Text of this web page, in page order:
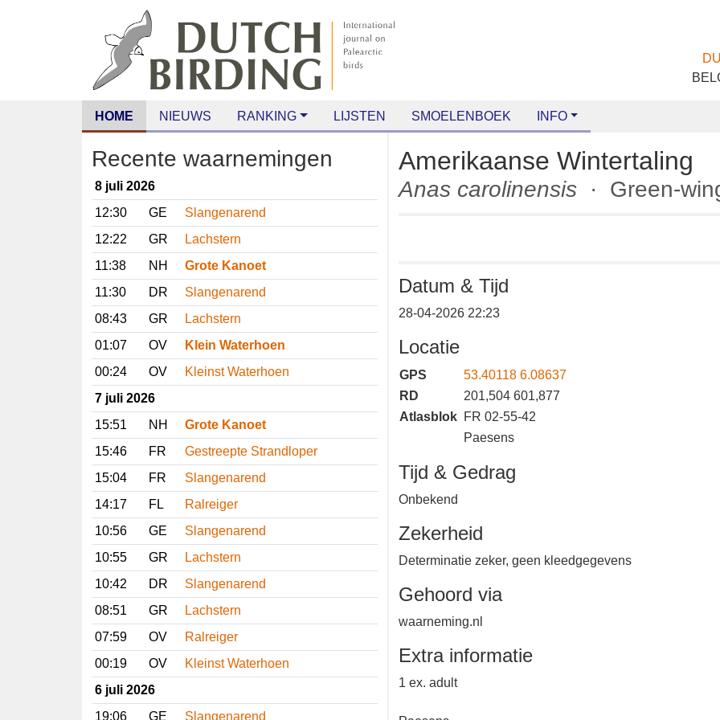
HOME NIEUWS RANKING LIJSTEN SMOELENBOEK INFO
Recente waarnemingen
8 juli 2026
12:30
GE
Slangenarend
12:22
GR
Lachstern
11:38
NH
Grote Kanoet
11:30
DR
Slangenarend
08:43
GR
Lachstern
01:07
OV
Klein Waterhoen
00:24
OV
Kleinst Waterhoen
7 juli 2026
15:51
NH
Grote Kanoet
15:46
FR
Gestreepte Strandloper
15:04
FR
Slangenarend
14:17
FL
Ralreiger
10:56
GE
Slangenarend
10:55
GR
Lachstern
10:42
DR
Slangenarend
08:51
GR
Lachstern
07:59
OV
Ralreiger
00:19
OV
Kleinst Waterhoen
6 juli 2026
19:06
GE Slangenarend
Amerikaanse Wintertaling
Anas carolinensis· Green-
Datum & Tijd
28-04-2026 22:23
Locatie
GPS
53.40118 6.08637
RD
201,504 601,877
Atlasblok FR 02-55-42
Paesens
Tijd & Gedrag
Onbekend
Zekerheid
Determinatie zeker, geen
Gehoord via
Extra informatie